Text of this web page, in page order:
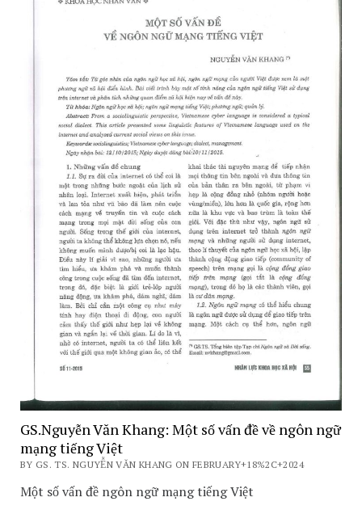
GS.Nguyễn Văn Khang: Một số vấn đề về ngôn ngữ
mạng tiếng Việt
BY GS. TS. NGUYỄN VĂN KHANG ON FEBRUARY+18%2C+2024
Một số vấn đề ngôn ngữ mạng tiếng Việt